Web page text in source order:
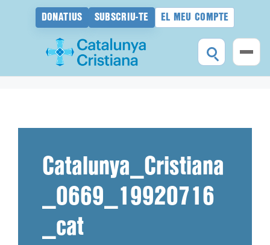
DONATIUS SUBSCRIU-TE EL MEU COMPTE
Catalunya_Cristiana
_0669_19920716
_cat